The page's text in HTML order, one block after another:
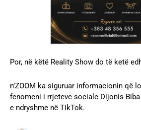
Por, në këtë Reality Show do të ketë
n’ZOOM ka siguruar informacionin që
fenomeni i rrjeteve sociale Dijonis
e ndryshme në TikTok.